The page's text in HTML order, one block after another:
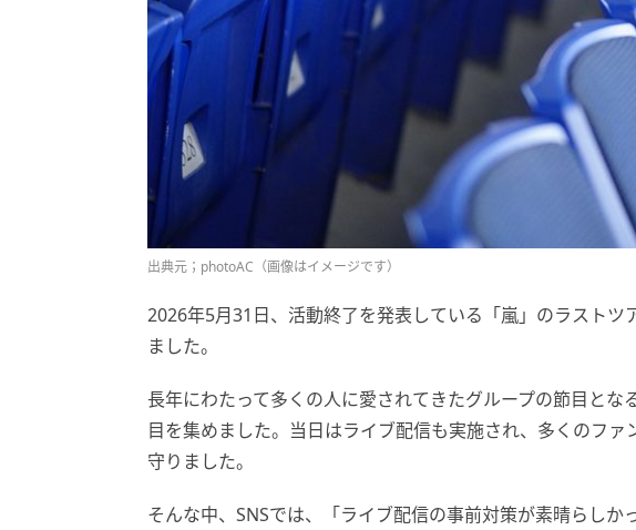
出典元；photoAC（画像はイメージです）
2026年5月31日、活動終了を発表している「嵐」のラストツ
ました。
長年にわたって多くの人に愛されてきたグループの節目とな
目を集めました。当日はライブ配信も実施され、多くのフ
守りました。
そんな中、SNSでは、「ライブ配信の事前対策が素晴らしか